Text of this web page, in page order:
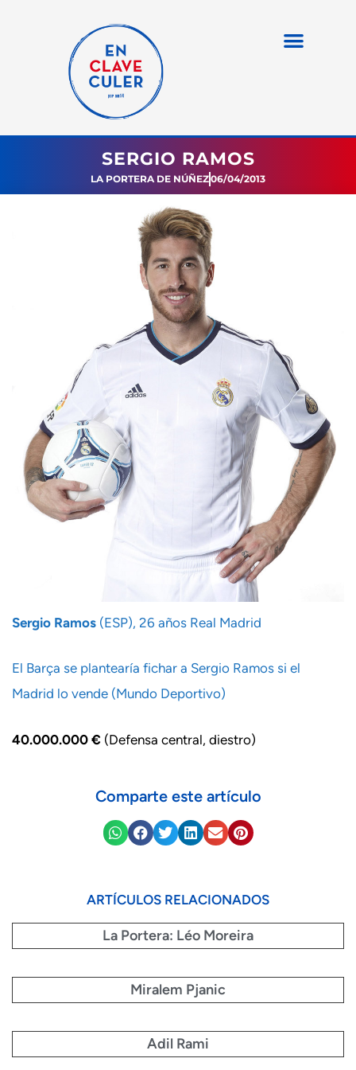
SERGIO RAMOS
LA PORTERA DE NÚÑEZ06/04/2013
Sergio Ramos (ESP), 26 años Real Madrid
El Barça se plantearía fichar a Sergio Ramos si el
Madrid lo vende (Mundo Deportivo)
40.000.000 € (Defensa central, diestro)
Comparte este artículo
ARTÍCULOS RELACIONADOS
La Portera: Léo Moreira
Miralem Pjanic
Adil Rami